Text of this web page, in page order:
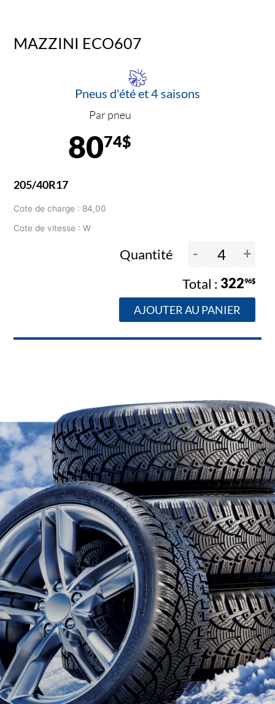
MAZZINI ECO607
Pneus d'été et 4 saisons
Par pneu
8074$
205/40R17
Cote de charge : 84,00
Cote de vitesse : W
Quantité - +
32296$
AJOUTER AU PANIER